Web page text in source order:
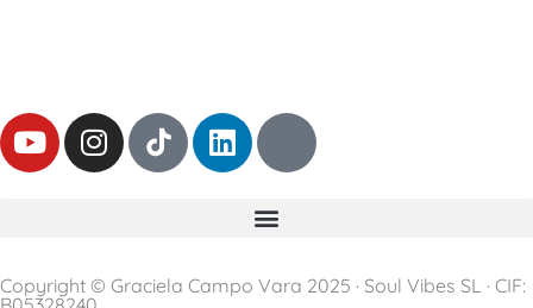
Y
o
b
I
n
g
L
i
d
T
d
Copyright © Graciela Campo Vara 2025 · Soul Vibes SL · CIF: